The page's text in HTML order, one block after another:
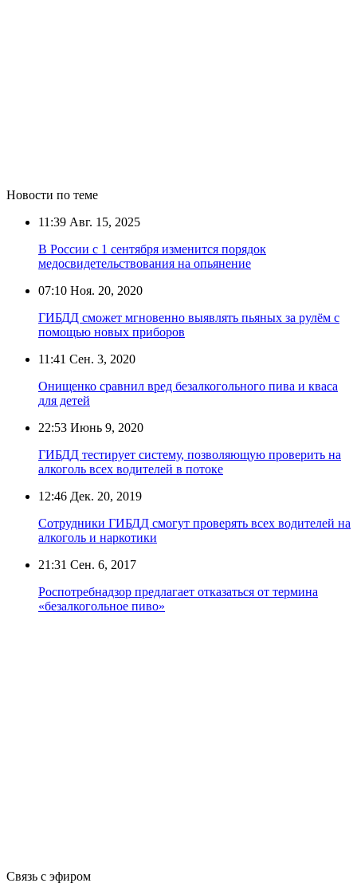
Новости по теме
11:39 Авг. 15, 2025
В России с 1 сентября изменится порядок
медосвидетельствования на опьянение
07:10 Ноя. 20, 2020
ГИБДД сможет мгновенно выявлять пьяных за рулём с
помощью новых приборов
11:41 Сен. 3, 2020
Онищенко сравнил вред безалкогольного пива и кваса
для детей
22:53 Июнь 9, 2020
ГИБДД тестирует систему, позволяющую проверить на
алкоголь всех водителей в потоке
12:46 Дек. 20, 2019
Сотрудники ГИБДД смогут проверять всех водителей на
алкоголь и наркотики
21:31 Сен. 6, 2017
Роспотребнадзор предлагает отказаться от термина
«безалкогольное пиво»
Связь с эфиром